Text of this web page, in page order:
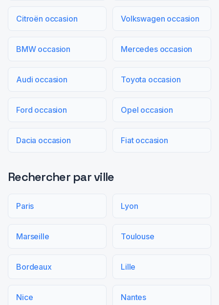
Citroën occasion Volkswagen occasion
BMW occasion Mercedes occasion
Audi occasion Toyota occasion
Ford occasion Opel occasion
Dacia occasion Fiat occasion
Rechercher par ville
Paris Lyon
Marseille Toulouse
Bordeaux Lille
Nice Nantes